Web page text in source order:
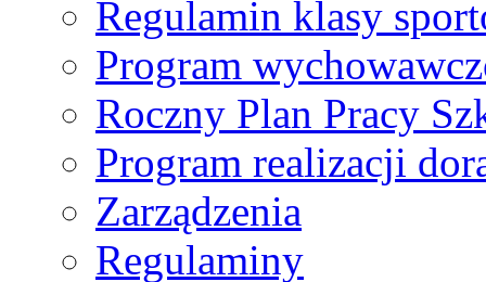
Regulamin klasy
Program
Roczny Plan Pracy
Program realizacji
Zarządzenia
Regulaminy